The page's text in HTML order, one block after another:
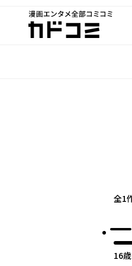
漫画エンタメ全部コミコ
カドコミ
全1
16